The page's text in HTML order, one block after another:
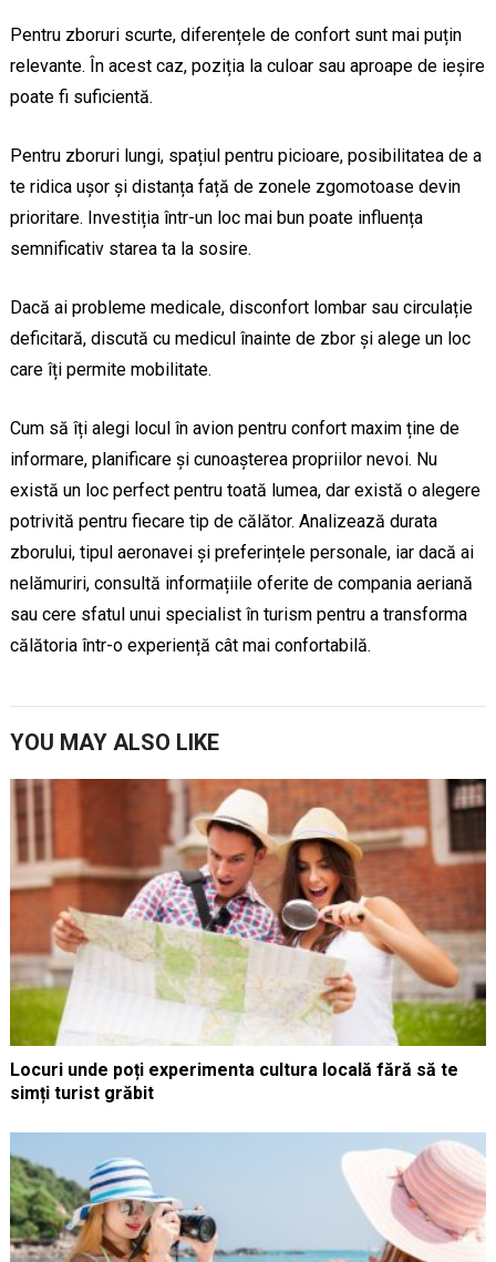
Pentru zboruri scurte, diferențele de confort sunt mai puțin
relevante. În acest caz, poziția la culoar sau aproape de ieșire
poate fi suficientă.
Pentru zboruri lungi, spațiul pentru picioare, posibilitatea de a
te ridica ușor și distanța față de zonele zgomotoase devin
prioritare. Investiția într-un loc mai bun poate influența
semnificativ starea ta la sosire.
Dacă ai probleme medicale, disconfort lombar sau circulație
deficitară, discută cu medicul înainte de zbor și alege un loc
care îți permite mobilitate.
Cum să îți alegi locul în avion pentru confort maxim ține de
informare, planificare și cunoașterea propriilor nevoi. Nu
există un loc perfect pentru toată lumea, dar există o alegere
potrivită pentru fiecare tip de călător. Analizează durata
zborului, tipul aeronavei și preferințele personale, iar dacă ai
nelămuriri, consultă informațiile oferite de compania aeriană
sau cere sfatul unui specialist în turism pentru a transforma
călătoria într-o experiență cât mai confortabilă.
YOU MAY ALSO LIKE
Locuri unde poți experimenta cultura locală fără să te
simți turist grăbit